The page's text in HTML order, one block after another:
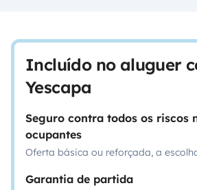
Incluído no aluguer
Yescapa
Seguro contra todos os riscos
ocupantes
Oferta básica ou reforçada, a
Garantia de partida